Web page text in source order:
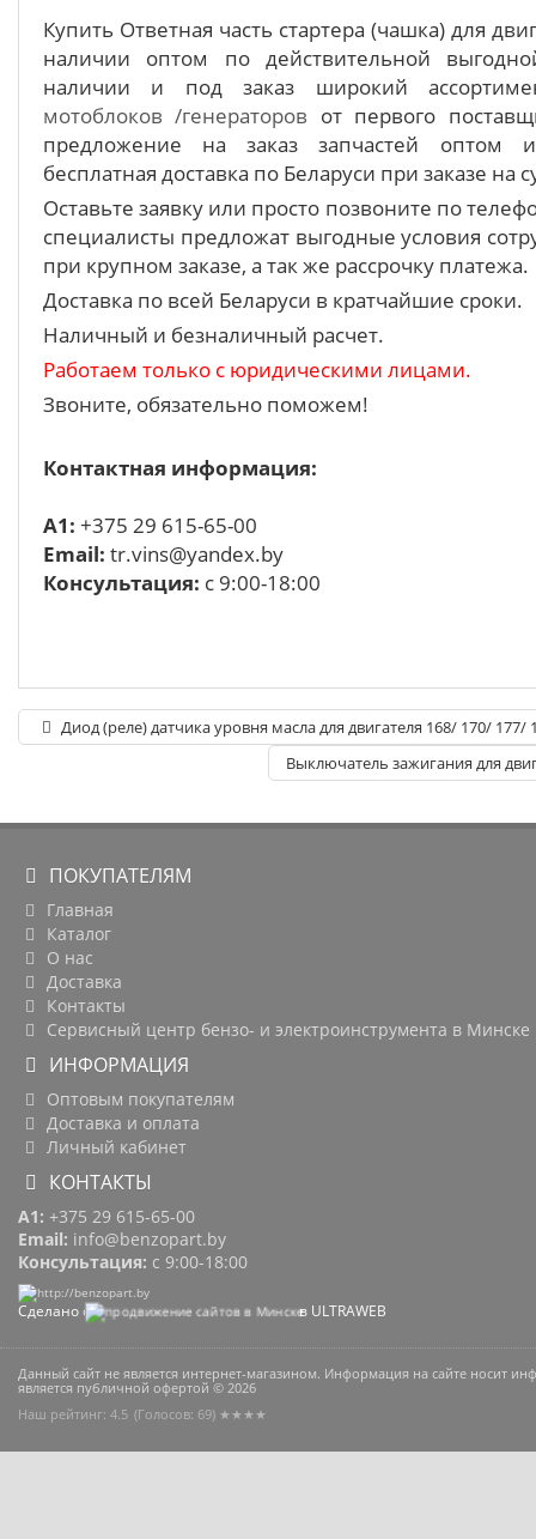
Купить Ответная часть стартера (чашка) для
наличии оптом по действительной
наличии и под заказ широкий
мотоблоков /генераторов от первого
предложение на заказ запчастей оптом
бесплатная доставка по Беларуси при заказе на
Оставьте заявку или просто позвоните по
специалисты предложат выгодные условия
при крупном заказе, а так же рассрочку платежа.
Доставка по всей Беларуси в кратчайшие сроки.
Наличный и безналичный расчет.
Работаем только с юридическими лицами.
Звоните, обязательно поможем!
Контактная информация:
A1: +375 29 615-65-00
Email: tr.vins@yandex.by
Консультация: с 9:00-18:00
Диод (реле) датчика уровня масла для двигателя 168/ 170/ 177/
Выключатель зажигания для
ПОКУПАТЕЛЯМ
Главная
Каталог
О нас
Доставка
Контакты
Сервисный центр бензо- и электроинструмента в Минске
ИНФОРМАЦИЯ
Оптовым покупателям
Доставка и оплата
Личный кабинет
КОНТАКТЫ
A1: +375 29 615-65-00
Email: info@benzopart.by
Консультация: с 9:00-18:00
Сделано с в ULTRAWEB
Данный сайт не является интернет-магазином. Информация на сайте носит
является публичной офертой © 2026
Наш рейтинг: 4.5 (Голосов: 69) ★★★★